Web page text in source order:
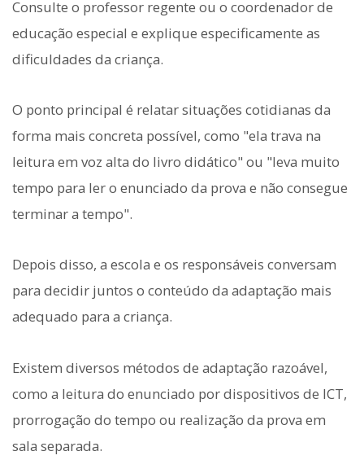
Consulte o professor regente ou o coordenador de
educação especial e explique especificamente as
dificuldades da criança.
O ponto principal é relatar situações cotidianas da
forma mais concreta possível, como "ela trava na
leitura em voz alta do livro didático" ou "leva muito
tempo para ler o enunciado da prova e não consegue
terminar a tempo".
Depois disso, a escola e os responsáveis conversam
para decidir juntos o conteúdo da adaptação mais
adequado para a criança.
Existem diversos métodos de adaptação razoável,
como a leitura do enunciado por dispositivos de ICT,
prorrogação do tempo ou realização da prova em
sala separada.